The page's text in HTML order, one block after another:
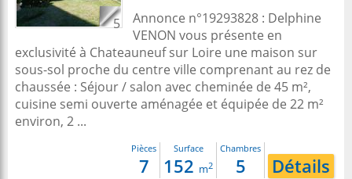
5
Annonce n°19293828 : Delphine
VENON vous présente en
exclusivité à Chateauneuf sur Loire une maison sur
sous-sol proche du centre ville comprenant au rez de
chaussée : Séjour / salon avec cheminée de 45 m²,
cuisine semi ouverte aménagée et équipée de 22 m²
environ, 2 ...
Pièces
7
Surface
152 m2
Chambres
5 Détails